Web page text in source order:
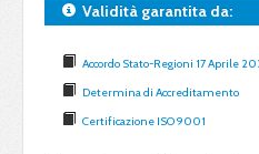
Validità garantita da:
Accordo Stato-Regioni 17 Aprile
Determina di Accreditamento
Certificazione ISO 9001